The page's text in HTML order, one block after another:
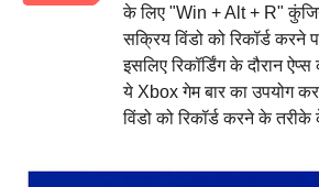
के लिए "Win + Alt + R"
सक्रिय विंडो को रिकॉर्ड करने
इसलिए रिकॉर्डिंग के दौरान
ये Xbox गेम बार का उपयोग
विंडो को रिकॉर्ड करने के